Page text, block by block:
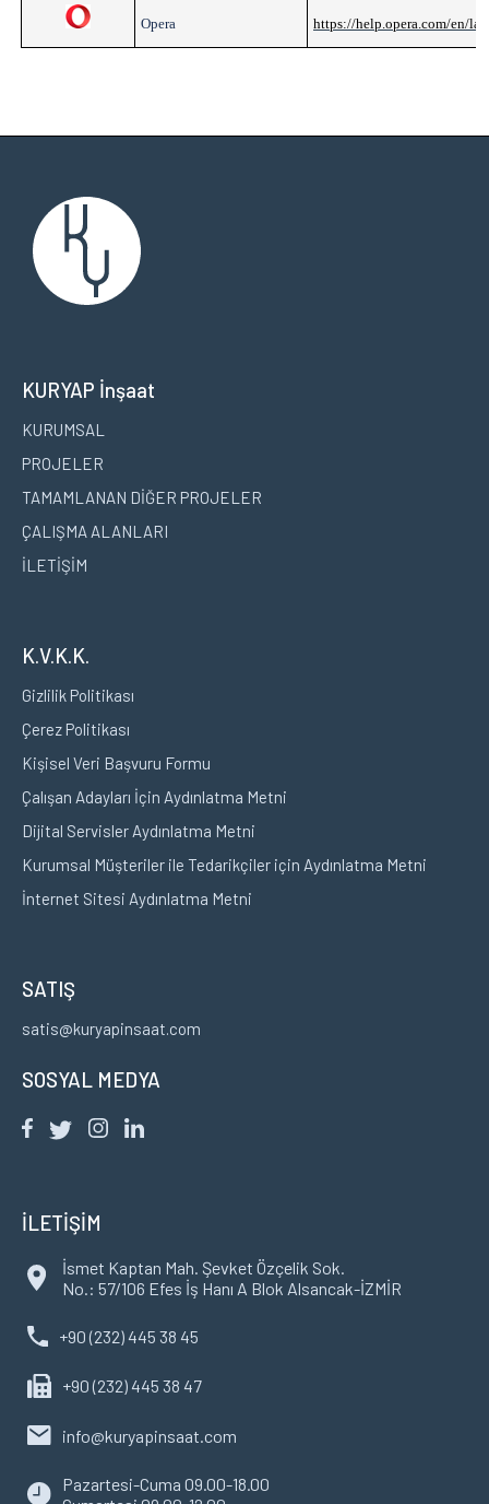
Opera https://help.opera.com/en/
KURYAP İnşaat
KURUMSAL
PROJELER
TAMAMLANAN DİĞER PROJELER
ÇALIŞMA ALANLARI
İLETİŞİM
K.V.K.K.
Gizlilik Politikası
Çerez Politikası
Kişisel Veri Başvuru Formu
Çalışan Adayları İçin Aydınlatma Metni
Dijital Servisler Aydınlatma Metni
Kurumsal Müşteriler ile Tedarikçiler için Aydınlatma Metni
İnternet Sitesi Aydınlatma Metni
SATIŞ
satis@kuryapinsaat.com
SOSYAL MEDYA
İLETİŞİM
İsmet Kaptan Mah. Şevket Özçelik Sok.
No.: 57/106 Efes İş Hanı A Blok Alsancak-İZMİR
+90 (232) 445 38 45
+90 (232) 445 38 47
info@kuryapinsaat.com
Pazartesi-Cuma 09.00-18.00